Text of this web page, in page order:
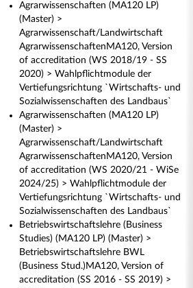
Agrarwissenschaften (MA120 LP)
(Master) >
Agrarwissenschaft/Landwirtschaft
AgrarwissenschaftenMA120, Version
of accreditation (WS 2018/19 - SS
2020) > Wahlpflichtmodule der
Vertiefungsrichtung `Wirtschafts- und
Sozialwissenschaften des Landbaus`
Agrarwissenschaften (MA120 LP)
(Master) >
Agrarwissenschaft/Landwirtschaft
AgrarwissenschaftenMA120, Version
of accreditation (WS 2020/21 - WiSe
2024/25) > Wahlpflichtmodule der
Vertiefungsrichtung `Wirtschafts- und
Sozialwissenschaften des Landbaus`
Betriebswirtschaftslehre (Business
Studies) (MA120 LP) (Master) >
Betriebswirtschaftslehre BWL
(Business Stud.)MA120, Version of
accreditation (SS 2016 - SS 2019) >